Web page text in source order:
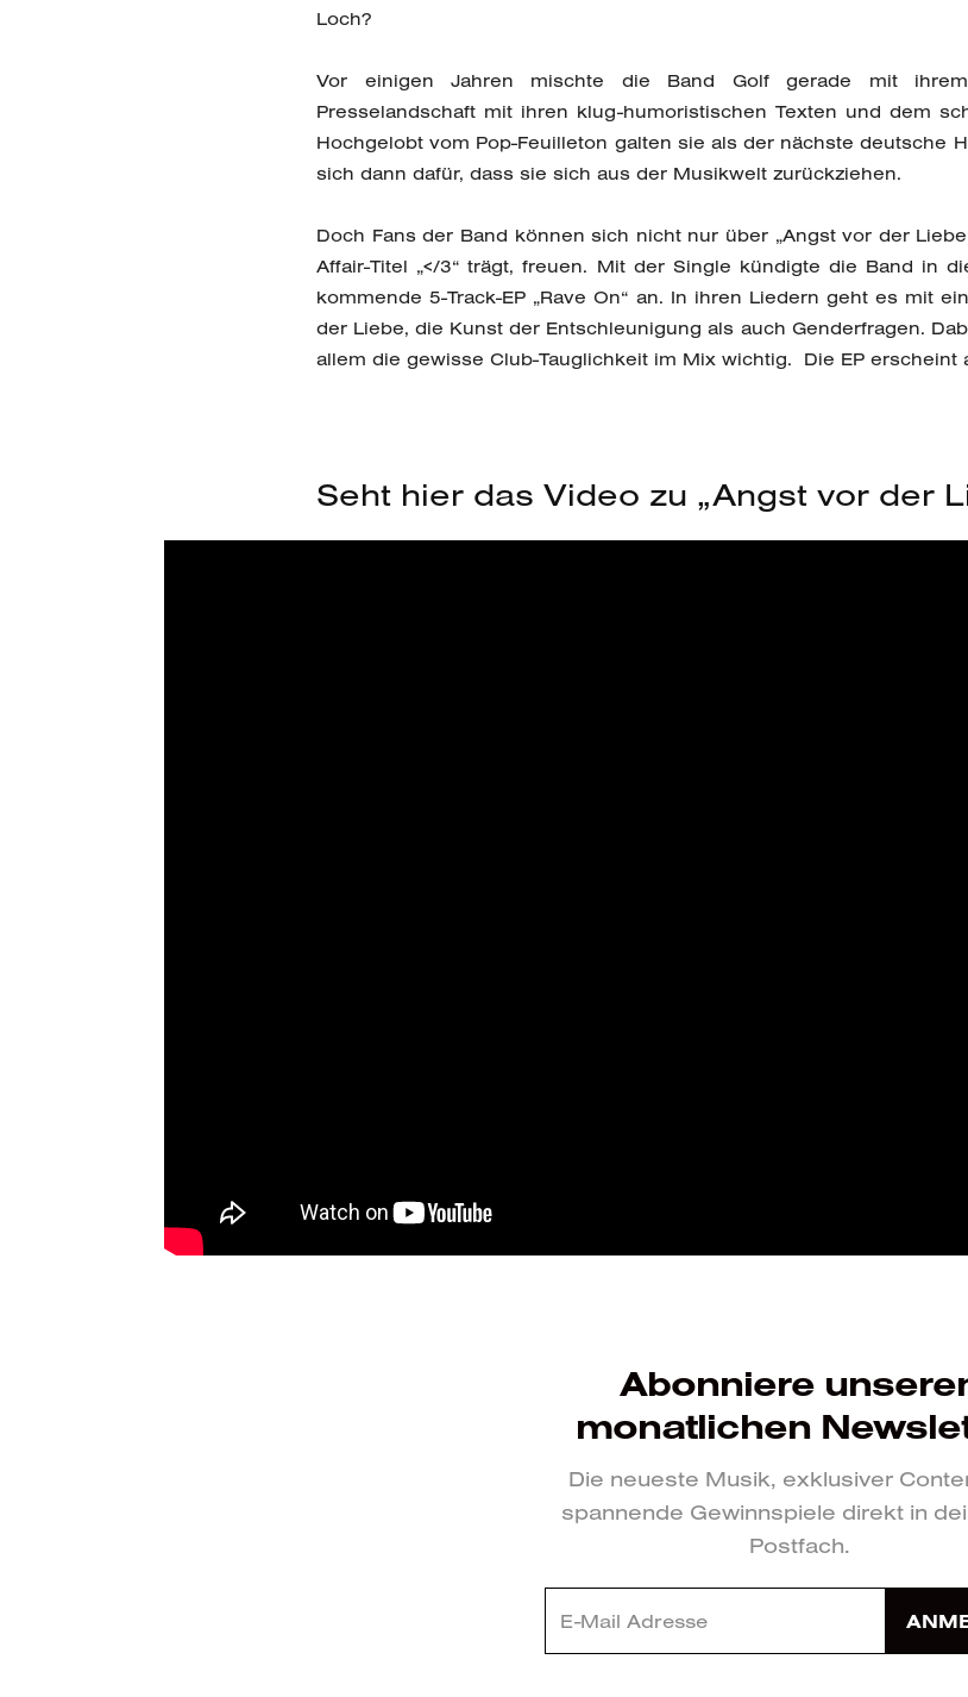
Loch?
Vor einigen Jahren mischte die Band Golf gerade mit ihrem
Presselandschaft mit ihren klug-humoristischen Texten und dem
Hochgelobt vom Pop-Feuilleton galten sie als der nächste deutsche
sich dann dafür, dass sie sich aus der Musikwelt zurückziehen.
Doch Fans der Band können sich nicht nur über „Angst vor der
Affair-Titel „</3“ trägt, freuen. Mit der Single kündigte die Band in
kommende 5-Track-EP „Rave On“ an. In ihren Liedern geht es mit
der Liebe, die Kunst der Entschleunigung als auch Genderfragen.
allem die gewisse Club-Tauglichkeit im Mix wichtig. Die EP erscheint
Seht hier das Video zu „Angst vor der
Abonniere
monatlichen
Die neueste Musik, exklusiver
spannende Gewinnspiele direkt in
Postfach.